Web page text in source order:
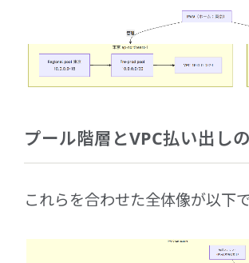
プール階層とVPC払い出し
これらを合わせた全体像が以下で